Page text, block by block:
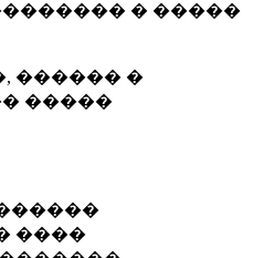
� �����
������ �
�����
����